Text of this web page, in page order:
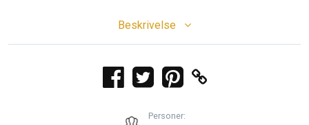
Beskrivelse
Personer: